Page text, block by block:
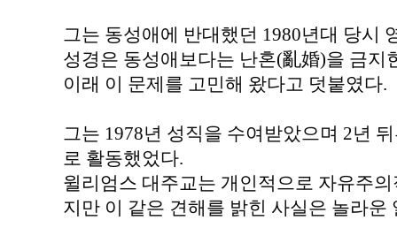
그는 동성애에 반대했던 1980년대 당시
성경은 동성애보다는 난혼(亂婚)을 금지
이래 이 문제를 고민해 왔다고 덧붙였다.
그는 1978년 성직을 수여받았으며 2년
로 활동했었다.
윌리엄스 대주교는 개인적으로 자유주
지만 이 같은 견해를 밝힌 사실은 놀라운